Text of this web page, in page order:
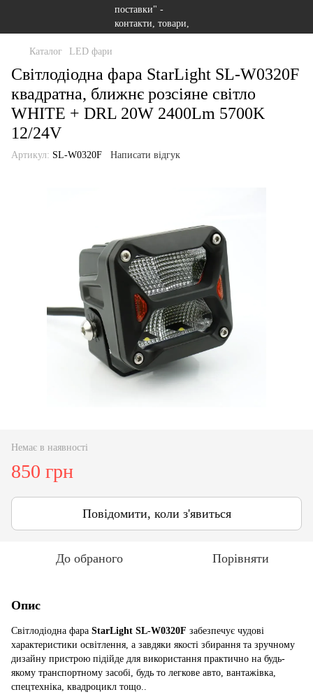
Каталог LED фари
Світлодіодна фара StarLight SL-W0320F
квадратна, ближнє розсіяне світло
WHITE + DRL 20W 2400Lm 5700K
12/24V
Артикул: SL-W0320F Написати відгук
Немає в наявності
850 грн
Повідомити, коли з'явиться
До обраного Порівняти
Опис
Світлодіодна фара StarLight SL-W0320F забезпечує чудові
характеристики освітлення, а завдяки якості збирання та зручному
дизайну пристрою підійде для використання практично на будь-
якому транспортному засобі, будь то легкове авто, вантажівка,
спецтехніка, квадроцикл тощо..